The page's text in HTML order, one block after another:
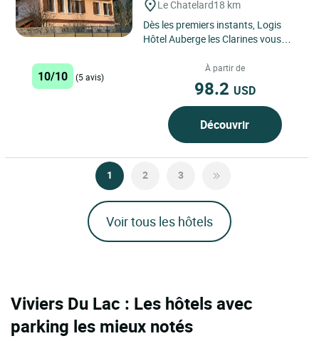
Le Chatelard18 km
Dès les premiers instants, Logis
Hôtel Auberge les Clarines vous
authentique nichée au...
10/10 (5 avis)
À partir de
98.2 USD
Découvrir
1 2 3
Voir tous les hôtels
Viviers Du Lac : Les hôtels avec
parking les mieux notés